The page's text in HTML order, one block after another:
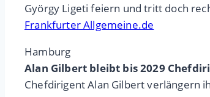
György Ligeti feiern und tritt doch
Frankfurter Allgemeine.de
Hamburg
Alan Gilbert bleibt bis 2029
Chefdirigent Alan Gilbert verlängern